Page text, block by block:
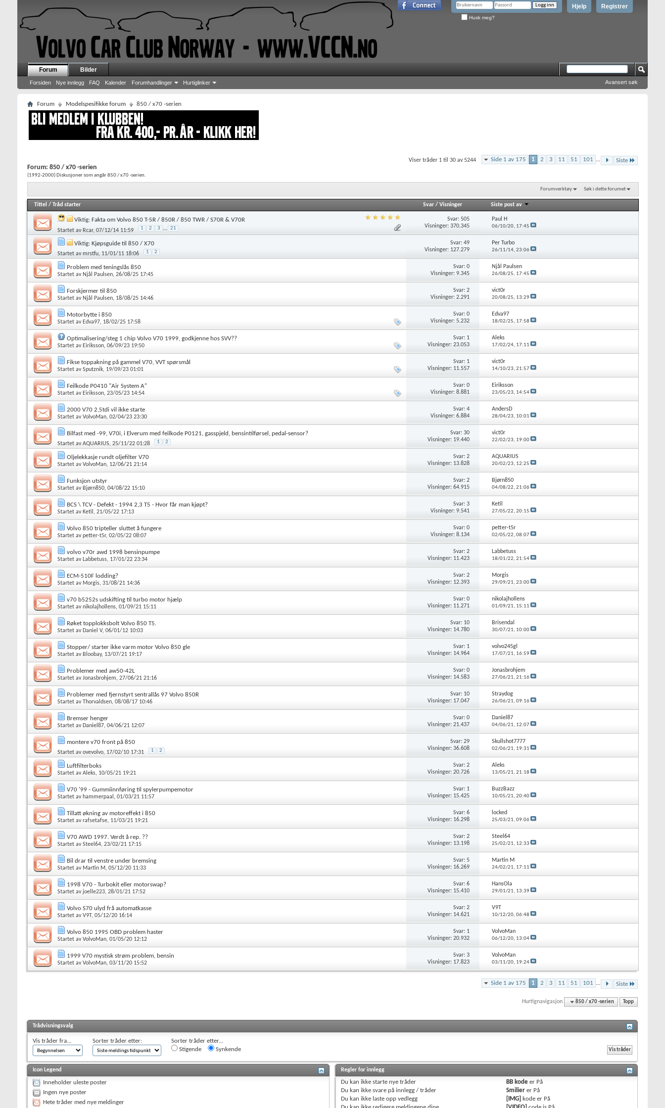
Registrer
Hjelp
Husk meg?
Forum
Forsiden Nye innlegg FAQ Kalender Forumhandlinger Hurtiglinker
Bilder
Avansert søk
Forum Modelspesifikke forum 850 / x70 -serien
Side 1 av 175 1 2 3 11 51 101 ... Siste
Viser tråder 1 til 30 av 5244
Forum: 850 / x70 -serien
(1992-2000) Diskusjoner som angår 850 / x70 -serien.
Forumverktøy Søk i dette forumet
Tittel / Tråd starter Svar/ Visninger Siste post av
Viktig: Fakta om Volvo 850 T-5R / 850R / 850 TWR / S70R & V70R
Startet av Rcar, 07/12/14 11:59 1 2 3 ... 21
Svar: 505
Visninger: 370.345
Paul H
06/10/20, 17:45
Viktig: Kjøpsguide til 850 / X70
Startet avmrstfu, 11/01/11 18:06 1 2
Svar: 49
Visninger: 127.279
Per Turbo
26/11/14, 23:06
Problem med teningslås 850
Startet av Njål Paulsen, 26/08/25 17:45
Svar: 0
Visninger: 9.345
Njål Paulsen
26/08/25, 17:45
Forskjermer til 850
Startet av Njål Paulsen, 18/08/25 14:46
Svar: 2
Visninger: 2.291
vict0r
20/08/25, 13:29
Motorbytte i 850
Startet av Edva97, 18/02/25 17:58
Svar: 0
Visninger: 5.232
Edva97
18/02/25, 17:58
Optimalisering/steg 1 chip Volvo V70 1999, godkjenne hos SVV??
Startet av Eiriksson, 06/09/23 19:50
Svar: 1
Visninger: 23.053
Aleks
17/02/24, 17:11
Fikse toppakning på gammel V70, VVT spørsmål
Startet avSputznik, 19/09/23 01:01
Svar: 1
Visninger: 11.557
vict0r
14/10/23, 21:57
Feilkode P0410 "Air System A"
Startet av Eiriksson, 23/05/23 14:54
Svar: 0
Visninger: 8.881
Eiriksson
23/05/23, 14:54
2000 V70 2,5tdi vil ikke starte
Startet avVolvoMan, 02/04/23 23:30
Svar: 4
Visninger: 6.884
AndersD
28/04/23, 10:01
Bilfast med -99, V70i, i Elverum med feilkode P0121, gasspjeld, bensintilførsel, pedal-sensor?
Startet avAQUARIUS, 25/11/22 01:28 1 2
Svar: 30
Visninger: 19.440
vict0r
22/02/23, 19:00
Oljelekkasje rundt oljefilter V70
Startet avVolvoMan, 12/06/21 21:14
Svar: 2
Visninger: 13.828
AQUARIUS
20/02/23, 12:25
Funksjon utstyr
Startet av Bjørn850, 04/08/22 15:10
Svar: 2
Visninger: 64.915
Bjørn850
04/08/22, 21:06
BCS \ TCV - Defekt - 1994 2,3 T5 - Hvor får man kjøpt?
Startet av Ketil , 21/05/22 17:13
Svar: 3
Visninger: 9.541
Ketil
27/05/22, 20:15
Volvo 850 tripteller sluttet å fungere
Startet avpetter-t5r, 02/05/22 08:07
Svar: 0
Visninger: 8.134
petter-t5r
02/05/22, 08:07
volvo v70r awd 1998 bensinpumpe
Startet av Labbetuss, 17/01/22 23:34
Svar: 2
Visninger: 11.423
Labbetuss
18/01/22, 21:54
ECM-510F lodding?
Startet av Morgis, 31/08/21 14:36
Svar: 2
Visninger: 12.393
Morgis
29/09/21, 23:00
v70 b5252s udskifting til turbo motor hjælp
Startet avnikolajhollens, 01/09/21 15:11
Svar: 0
Visninger: 11.271
nikolajhollens
01/09/21, 15:11
Røket topplokksbolt Volvo 850 T5.
Startet av Daniel V, 06/01/12 10:03
Svar: 10
Visninger: 14.780
Brisendal
30/07/21, 10:00
Stopper/ starter ikke varm motor Volvo 850 gle
Startet av Bloobay, 13/07/21 19:17
Svar: 1
Visninger: 14.964
volvo245gl
17/07/21, 16:59
Problemer med aw50-42L
Startet avJonasbrohjem, 27/06/21 21:16
Svar: 0
Visninger: 14.583
Jonasbrohjem
27/06/21, 21:16
Problemer med fjernstyrt sentrallås 97 Volvo 850R
Startet avThorvaldsen, 08/08/17 10:46
Svar: 10
Visninger: 17.047
Straydog
26/06/21, 09:16
Bremser henger
Startet av Daniel87, 04/06/21 12:07
Svar: 0
Visninger: 21.437
Daniel87
04/06/21, 12:07
montere v70 front på 850
Startet avovevolvo, 17/02/10 17:31 1 2
Svar: 29
Visninger: 36.608
Skullshot7777
02/06/21, 19:31
Luftfilterboks
Startet avAleks, 10/05/21 19:21
Svar: 2
Visninger: 20.726
Aleks
13/05/21, 21:18
V70 '99 - Gummiinnføring til spylerpumpemotor
Startet av hammerpaal , 01/03/21 11:57
Svar: 1
Visninger: 15.425
BuzzBazz
10/05/21, 20:40
Tillatt økning av motoreffekt i 850
Startet avrafsetafse, 11/03/21 19:21
Svar: 6
Visninger: 16.298
locked
25/03/21, 09:06
V70 AWD 1997. Verdt å rep. ??
Startet avSteel64, 23/02/21 17:15
Svar: 2
Visninger: 13.198
Steel64
25/02/21, 12:33
Bil drar til venstre under bremsing
Startet av Martin M, 05/12/20 11:33
Svar: 5
Visninger: 16.269
Martin M
24/02/21, 17:11
1998 V70 - Turbokit eller motorswap?
Startet av joelle223, 28/01/21 17:52
Svar: 6
Visninger: 15.410
HansOla
29/01/21, 13:39
Volvo S70 ulyd frå automatkasse
Startet avV9T, 05/12/20 16:14
Svar: 2
Visninger: 14.621
V9T
10/12/20, 06:48
Volvo 850 1995 OBD problem haster
Startet avVolvoMan, 01/05/20 12:12
Svar: 1
Visninger: 20.932
VolvoMan
06/12/20, 13:04
1999 V70 mystisk strøm problem, bensin
Startet avVolvoMan, 03/11/20 15:52
Svar: 3
Visninger: 17.823
VolvoMan
03/11/20, 19:24
Side 1 av 175 1 2 3 11 51 101 ... Siste
Hurtignavigasjon 850 / x70 -serien Topp
Trådvisningsvalg
Vis tråder fra... Sorter tråder etter:
Sorter tråder etter...
Stigende
Synkende
Icon Legend
Inneholder uleste poster
Ingen nye poster
Hete tråder med nye meldinger
Regler for innlegg
Du kan ikke starte nye tråder
Du kan ikke svare på innlegg / tråder
Du kan ikke laste opp vedlegg
BB kode er På
Smilier er På
[IMG] kode er På